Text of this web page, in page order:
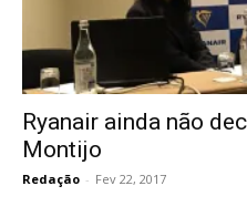
Ryanair ainda não
Montijo
Redação - Fev 22, 2017